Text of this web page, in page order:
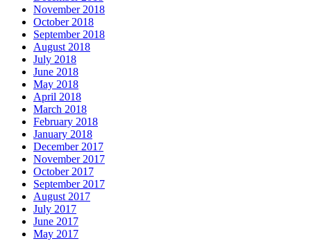
November 2018
October 2018
September 2018
August 2018
July 2018
June 2018
May 2018
April 2018
March 2018
February 2018
January 2018
December 2017
November 2017
October 2017
September 2017
August 2017
July 2017
June 2017
May 2017